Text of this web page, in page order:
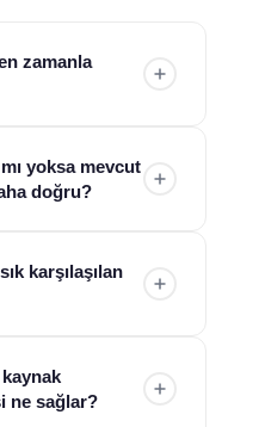
zamanla
birbiriyle
artan iş yükleri
analiz ederek bu
yoksa mevcut
doğru?
gerekmez. Çoğu
mevcut altyapı
değerlendirerek
karşılaşılan
eksik entegrasyon ve
edilmesi en
kaynak
ne sağlar?